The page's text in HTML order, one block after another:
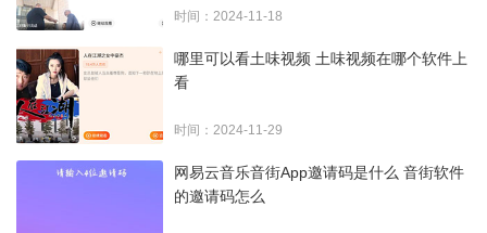
时间：2024-11-18
哪里可以看土味视频 土味视频在哪个软件上
看
时间：2024-11-29
网易云音乐音街App邀请码是什么 音街软件
的邀请码怎么